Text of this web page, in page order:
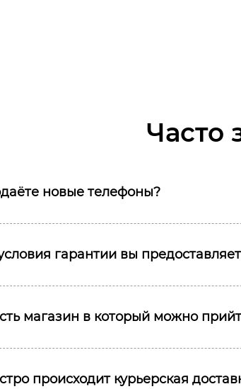
Часто
новые телефоны?
гарантии вы
магазин в который можно
происходит курьерская